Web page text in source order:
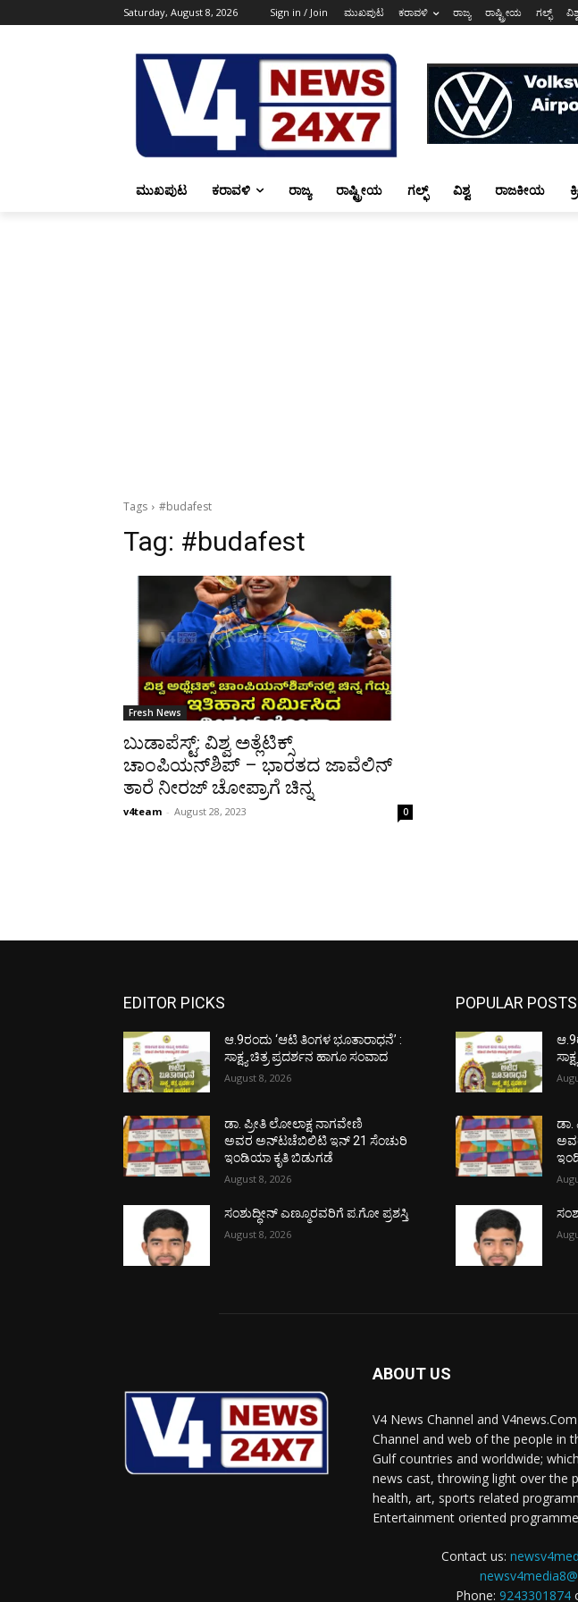
Saturday, August 8, 2026 Sign in / Join ಮುಖಪುಟ ಕರಾವಳಿ ರಾಜ್ಯ ರಾಷ್ಟ್ರೀಯ ಗಲ್ಫ್
ಮುಖಪುಟ ಕರಾವಳಿ ರಾಜ್ಯ ರಾಷ್ಟ್ರೀಯ ಗಲ್ಫ್ ವಿಶ್ವ ರಾಜಕೀಯ
Tags #budafest
Tag: #budafest
Fresh News
ಬುಡಾಪೆಸ್ಟ್: ವಿಶ್ವ ಅತ್ಲೆಟಿಕ್ಸ್
ಚಾಂಪಿಯನ್‍ಶಿಪ್ – ಭಾರತದ ಜಾವೆಲಿನ್
ತಾರೆ ನೀರಜ್ ಚೋಪ್ರಾಗೆ ಚಿನ್ನ
v4team - August 28, 2023 0
EDITOR PICKS
ಆ.9ರಂದು ‘ಆಟಿ ತಿಂಗಳ ಭೂತಾರಾಧನೆ’ :
ಸಾಕ್ಷ್ಯ ಚಿತ್ರ ಪ್ರದರ್ಶನ ಹಾಗೂ ಸಂವಾದ
August 8, 2026
ಡಾ. ಪ್ರೀತಿ ಲೋಲಾಕ್ಷ ನಾಗವೇಣಿ
ಅವರ ಅನ್‌ಟಚೆಬಿಲಿಟಿ ಇನ್ 21 ಸೆಂಚುರಿ
ಇಂಡಿಯಾ ಕೃತಿ ಬಿಡುಗಡೆ
August 8, 2026
ಸಂಶುದ್ಧೀನ್ ಎಣ್ಮೂರವರಿಗೆ ಪ.ಗೋ ಪ್ರಶಸ್ತಿ
August 8, 2026
POPULAR POSTS
ಡಾ.
ABOUT US
V4 News Channel and
Channel and web of the people in
Gulf countries and worldwide;
news cast, throwing light over the
health, art, sports related
Entertainment oriented
Contact us:
Phone: 9243301874